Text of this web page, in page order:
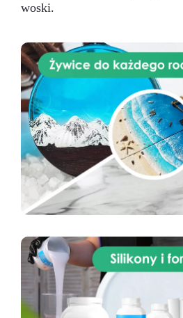
woski.